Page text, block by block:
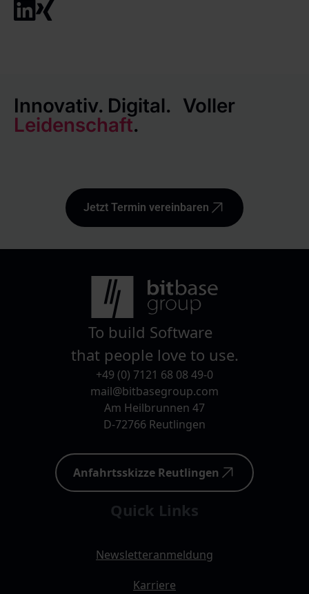
Innovativ. Digital. Voller
Leidenschaft.
Jetzt Termin vereinbaren
To build Software
that people love to use.
+49 (0) 7121 68 08 49-0
mail@bitbasegroup.com
Am Heilbrunnen 47
D-72766 Reutlingen
Anfahrtsskizze Reutlingen
Quick Links
Newsletteranmeldung
Karriere